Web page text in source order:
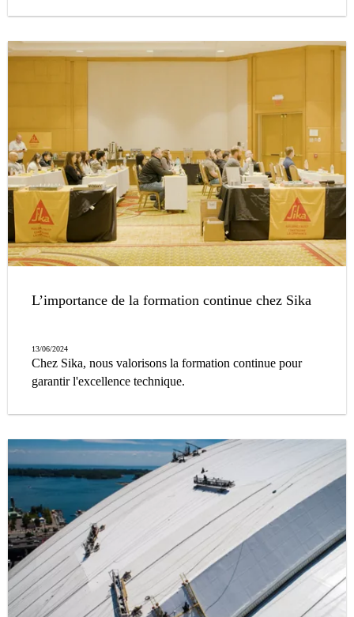
L’importance de la formation continue chez Sika
13/06/2024
Chez Sika, nous valorisons la formation continue pour
garantir l'excellence technique.